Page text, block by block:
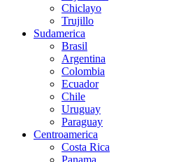
Chiclayo
Trujillo
Sudamerica
Brasil
Argentina
Colombia
Ecuador
Chile
Uruguay
Paraguay
Centroamerica
Costa Rica
Panama